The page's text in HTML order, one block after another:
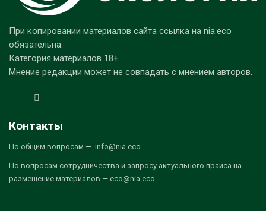
При копировании материалов сайта ссылка на nia.eco
обязательна.
Категория материалов 18+
Мнение редакции может не совпадать с мнением авторов.
Контакты
По общим вопросам — info@nia.eco
По вопросам сотрудничества и запросу актуального прайса на
размещение материалов — eco@nia.eco